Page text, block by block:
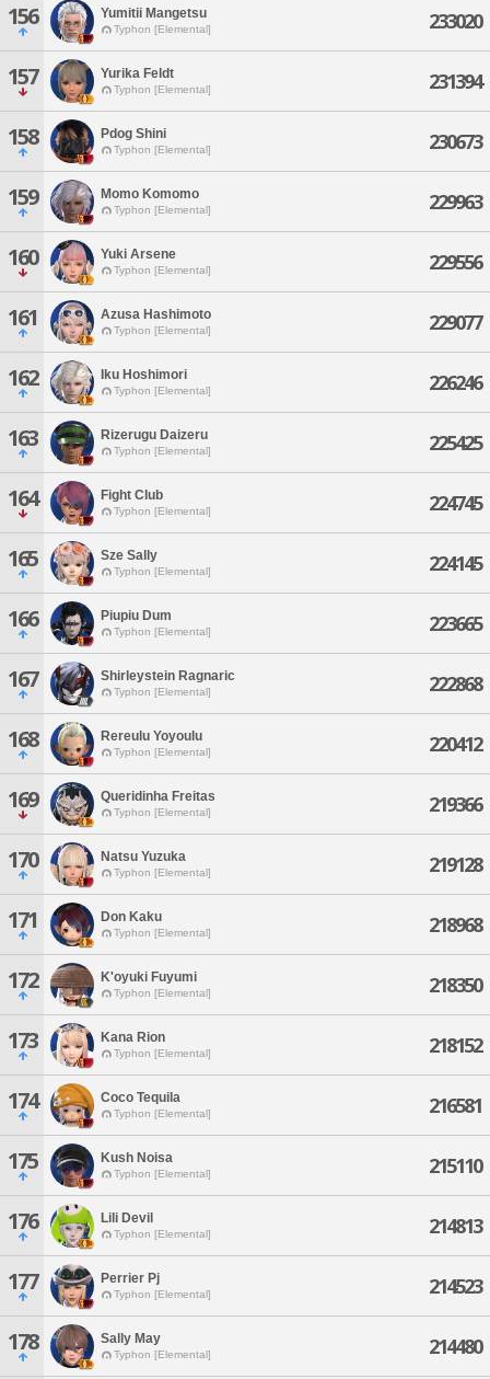
156 Yumitii Mangetsu
Typhon [Elemental] 233020
157 Yurika Feldt
Typhon [Elemental] 231394
158 Pdog Shini
Typhon [Elemental] 230673
159 Momo Komomo
Typhon [Elemental] 229963
160 Yuki Arsene
Typhon [Elemental] 229556
161 Azusa Hashimoto
Typhon [Elemental] 229077
162 Iku Hoshimori
Typhon [Elemental] 226246
163 Rizerugu Daizeru
Typhon [Elemental] 225425
164 Fight Club
Typhon [Elemental] 224745
165 Sze Sally
Typhon [Elemental] 224145
166 Piupiu Dum
Typhon [Elemental] 223665
167 Shirleystein Ragnaric
Typhon [Elemental] 222868
168 Rereulu Yoyoulu
Typhon [Elemental] 220412
169 Queridinha Freitas
Typhon [Elemental] 219366
170 Natsu Yuzuka
Typhon [Elemental] 219128
171 Don Kaku
Typhon [Elemental] 218968
172 K'oyuki Fuyumi
Typhon [Elemental] 218350
173 Kana Rion
Typhon [Elemental] 218152
174 Coco Tequila
Typhon [Elemental] 216581
175 Kush Noisa
Typhon [Elemental] 215110
176 Lili Devil
Typhon [Elemental] 214813
177 Perrier Pj
Typhon [Elemental] 214523
178 Sally May
Typhon [Elemental] 214480